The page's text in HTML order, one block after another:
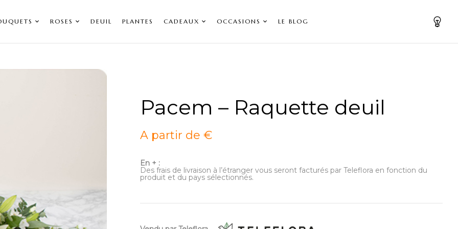
ROSES DEUIL PLANTES CADEAUX OCCASIONS LE BLOG
Pacem – Raquette deuil
A partir de €
En + :
Des frais de livraison à l’étranger vous seront facturés par Teleflora en fonction du
produit et du pays sélectionnés.